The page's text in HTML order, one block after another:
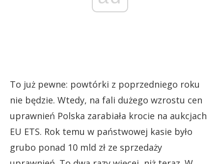
To już pewne: powtórki z poprzedniego roku
nie będzie. Wtedy, na fali dużego wzrostu cen
uprawnień Polska zarabiała krocie na aukcjach
EU ETS. Rok temu w państwowej kasie było
grubo ponad 10 mld zł ze sprzedaży